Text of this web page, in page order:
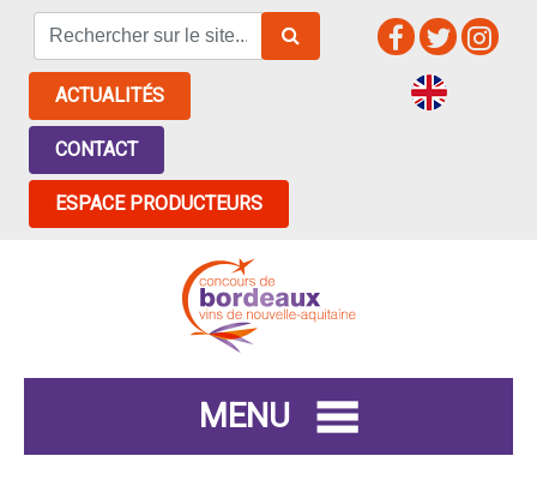
ACTUALITÉS
CONTACT
ESPACE PRODUCTEURS
MENU